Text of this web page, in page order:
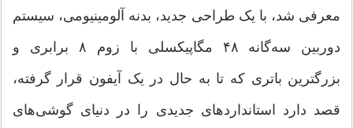
معرفی شد، با یک طراحی جدید، بدنه آلومینیومی، سیستم
دوربین سه‌گانه ۴۸ مگاپیکسلی با زوم ۸ برابری و
بزرگترین باتری که تا به حال در یک آیفون قرار گرفته،
قصد دارد استانداردهای جدیدی را در دنیای گوشی‌های